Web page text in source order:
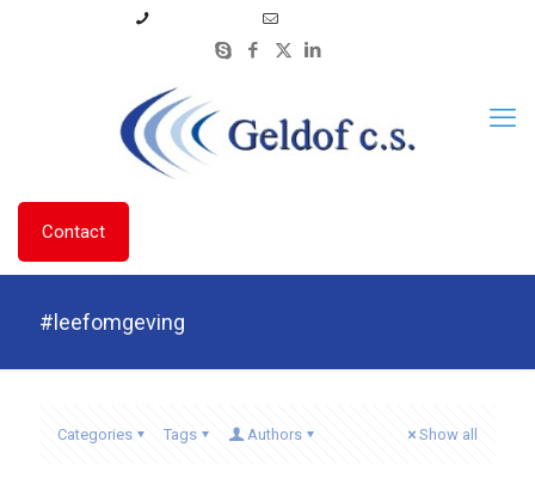
Contact
#leefomgeving
Categories Tags Authors Show all